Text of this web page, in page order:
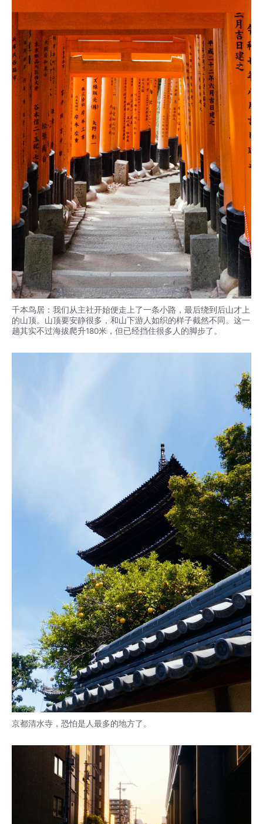
千本鸟居：我们从主社开始便走上了一条小路，最后绕到后山才上
的山顶。山顶要安静很多，和山下游人如织的样子截然不同。这一
趟其实不过海拔爬升180米，但已经挡住很多人的脚步了。
京都清水寺，恐怕是人最多的地方了。